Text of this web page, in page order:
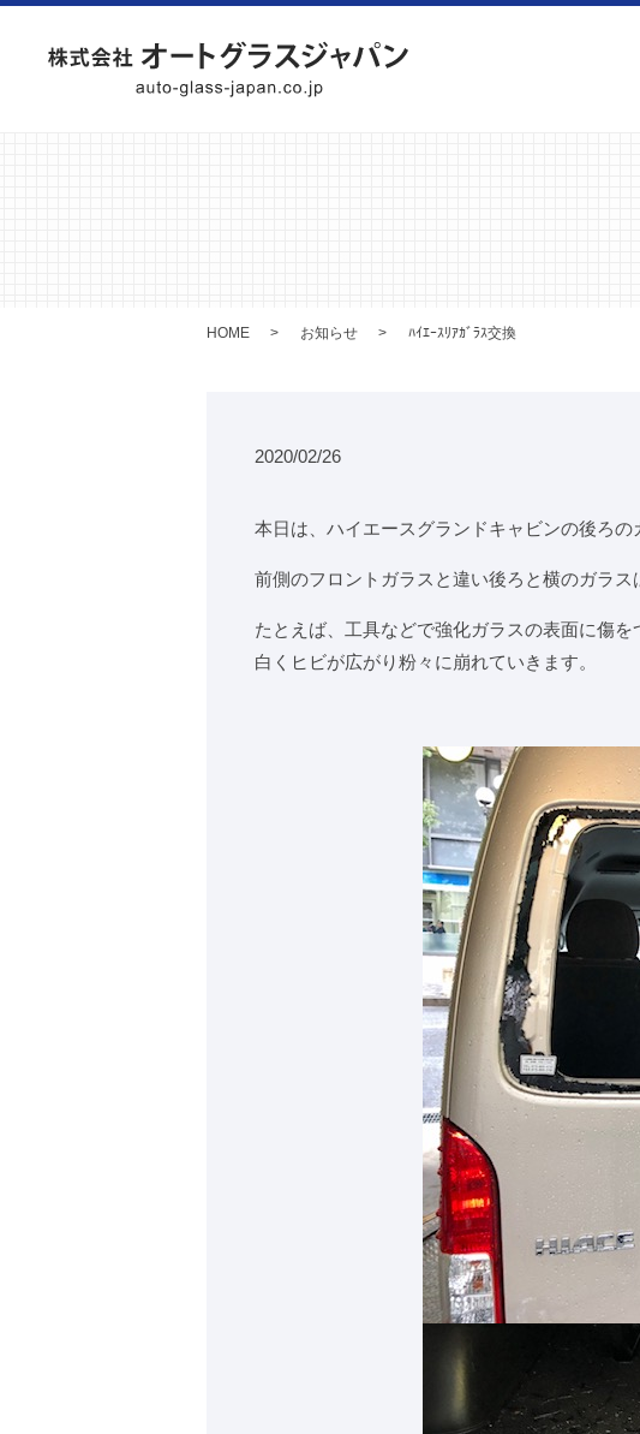
HOME お知らせ ﾊｲｴｰｽﾘｱｶﾞﾗｽ交換
2020/02/26
本日は、ハイエースグランドキャビンの後ろの
前側のフロントガラスと違い後ろと横のガラ
たとえば、工具などで強化ガラスの表面に傷
白くヒビが広がり粉々に崩れていきます。